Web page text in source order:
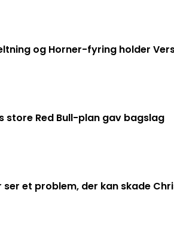
og Horner-fyring holder
store Red Bull-plan gav bagslag
ser et problem, der kan skade